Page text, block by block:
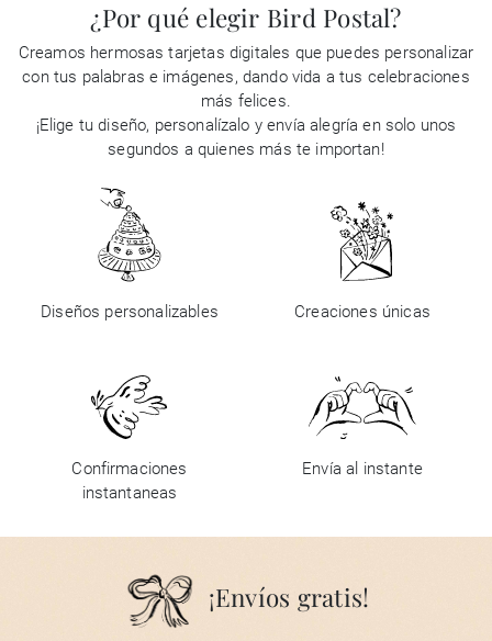
¿Por qué elegir Bird Postal?
Creamos hermosas tarjetas digitales que puedes personalizar
con tus palabras e imágenes, dando vida a tus celebraciones
más felices.
¡Elige tu diseño, personalízalo y envía alegría en solo unos
segundos a quienes más te importan!
Diseños personalizables Creaciones únicas
Confirmaciones
instantaneas
Envía al instante
¡Envíos gratis!